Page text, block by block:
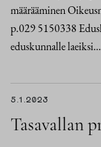
määrääminen
p.029 5150338
eduskunnalle laeiksi…
5.1.2023
Tasavallan